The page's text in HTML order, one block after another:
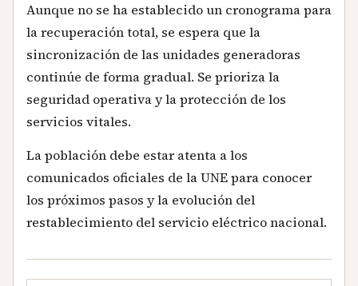
Aunque no se ha establecido un cronograma para
la recuperación total, se espera que la
sincronización de las unidades generadoras
continúe de forma gradual. Se prioriza la
seguridad operativa y la protección de los
servicios vitales.
La población debe estar atenta a los
comunicados oficiales de la UNE para conocer
los próximos pasos y la evolución del
restablecimiento del servicio eléctrico nacional.